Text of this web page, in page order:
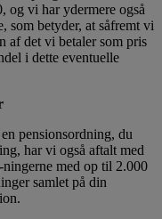
og vi har ydermere også
som betyder, at såfremt vi
af det vi betaler som pris
i dette eventuelle
pensionsordning, du
har vi også aftalt med
med op til 2.000
samlet på din